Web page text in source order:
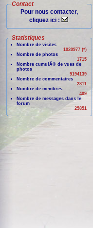
Contact
Pour nous contacter,
cliquez ici :
Statistiques
Nombre de visites
1020977 (*)
Nombre de photos
1715
Nombre cumulÃ© de vues de
photos
9194139
Nombre de commentaires
2811
Nombre de membres
409
Nombre de messages dans le
forum
25851